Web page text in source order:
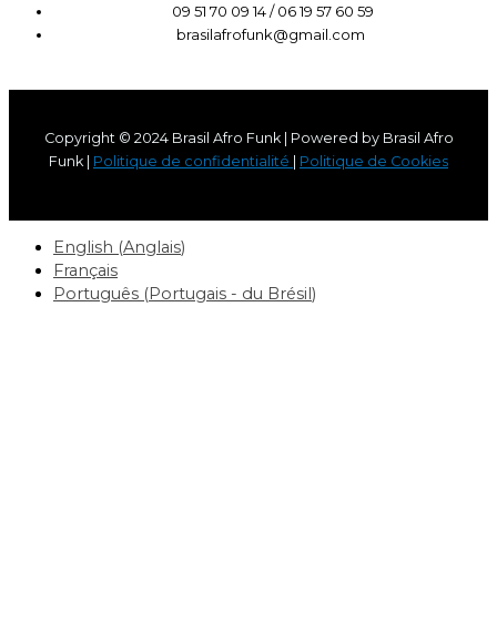
09 51 70 09 14 / 06 19 57 60 59
brasilafrofunk@gmail.com
Copyright © 2024 Brasil Afro Funk | Powered by Brasil Afro
Funk | Politique de confidentialité Politique de Cookies
English (Anglais)
Français
Português (Portugais - du Brésil )